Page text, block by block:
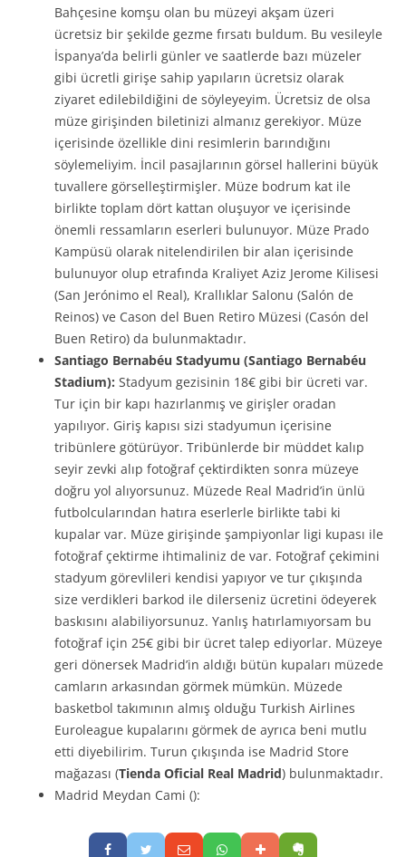
Bahçesine komşu olan bu müzeyi akşam üzeri
ücretsiz bir şekilde gezme fırsatı buldum. Bu vesileyle
İspanya’da belirli günler ve saatlerde bazı müzeler
gibi ücretli girişe sahip yapıların ücretsiz olarak
ziyaret edilebildiğini de söyleyeyim. Ücretsiz de olsa
müze girişinden biletinizi almanız gerekiyor. Müze
içerisinde özellikle dini resimlerin barındığını
söylemeliyim. İncil pasajlarının görsel hallerini büyük
tuvallere görselleştirmişler. Müze bodrum kat ile
birlikte toplam dört kattan oluşuyor ve içerisinde
önemli ressamların eserleri bulunuyor. Müze Prado
Kampüsü olarak nitelendirilen bir alan içerisinde
bulunuyor olup etrafında Kraliyet Aziz Jerome Kilisesi
(San Jerónimo el Real), Krallıklar Salonu (Salón de
Reinos) ve Cason del Buen Retiro Müzesi (Casón del
Buen Retiro) da bulunmaktadır.
Santiago Bernabéu Stadyumu (Santiago Bernabéu
Stadium): Stadyum gezisinin 18€ gibi bir ücreti var.
Tur için bir kapı hazırlanmış ve girişler oradan
yapılıyor. Giriş kapısı sizi stadyumun içerisine
tribünlere götürüyor. Tribünlerde bir müddet kalıp
seyir zevki alıp fotoğraf çektirdikten sonra müzeye
doğru yol alıyorsunuz. Müzede Real Madrid’in ünlü
futbolcularından hatıra eserlerle birlikte tabi ki
kupalar var. Müze girişinde şampiyonlar ligi kupası ile
fotoğraf çektirme ihtimaliniz de var. Fotoğraf çekimini
stadyum görevlileri kendisi yapıyor ve tur çıkışında
size verdikleri barkod ile dilerseniz ücretini ödeyerek
baskısını alabiliyorsunuz. Yanlış hatırlamıyorsam bu
fotoğraf için 25€ gibi bir ücret talep ediyorlar. Müzeye
geri dönersek Madrid’in aldığı bütün kupaları müzede
camların arkasından görmek mümkün. Müzede
basketbol takımının almış olduğu Turkish Airlines
Euroleague kupalarını görmek de ayrıca beni mutlu
etti diyebilirim. Turun çıkışında ise Madrid Store
mağazası (Tienda Oficial Real Madrid) bulunmaktadır.
Madrid Meydan Cami ():